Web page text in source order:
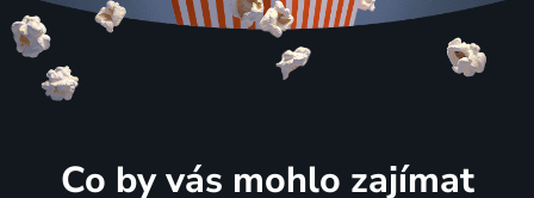
Co by vás mohlo zajímat